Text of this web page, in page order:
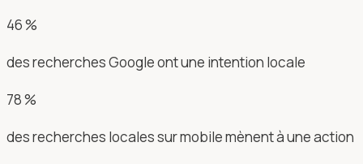
46 %
des recherches Google ont une intention locale
78 %
des recherches locales sur mobile mènent à une action